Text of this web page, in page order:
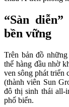
“Sàn
bền vững
Trên bản đồ
thế hàng đầu nhờ
ven sông phát triển
(thành viên Sun
đô thị sinh thái all-
phố biển.